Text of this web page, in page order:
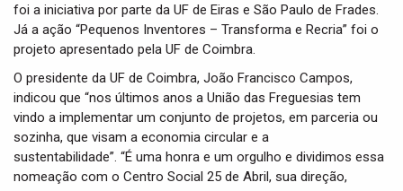
foi a iniciativa por parte da UF de Eiras e São Paulo de Frades.
Já a ação “Pequenos Inventores – Transforma e Recria” foi o
projeto apresentado pela UF de Coimbra.
O presidente da UF de Coimbra, João Francisco Campos,
indicou que “nos últimos anos a União das Freguesias tem
vindo a implementar um conjunto de projetos, em parceria ou
sozinha, que visam a economia circular e a
sustentabilidade”. “É uma honra e um orgulho e dividimos essa
nomeação com o Centro Social 25 de Abril, sua direção,